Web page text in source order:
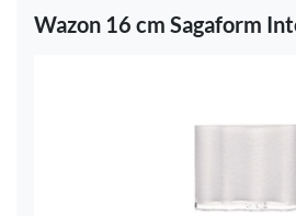
Wazon 16 cm Sagaform